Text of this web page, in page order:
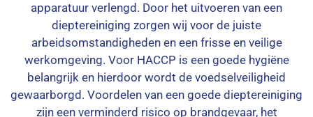
apparatuur verlengd. Door het uitvoeren van een
dieptereiniging zorgen wij voor de juiste
arbeidsomstandigheden en een frisse en veilige
werkomgeving. Voor HACCP is een goede hygiëne
belangrijk en hierdoor wordt de voedselveiligheid
gewaarborgd. Voordelen van een goede dieptereiniging
zijn een verminderd risico op brandgevaar, het